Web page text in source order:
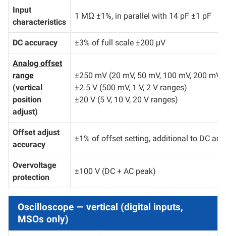
Input
characteristics
1 MΩ ±1%, in parallel with 14 pF ±1 pF
DC accuracy ±3% of full scale ±200 μV
Analog offset
range
(vertical
position
adjust)
±250 mV (20 mV, 50 mV, 100 mV, 200 mV
±2.5 V (500 mV, 1 V, 2 V ranges)
±20 V (5 V, 10 V, 20 V ranges)
Offset adjust
accuracy
±1% of offset setting, additional to DC
Overvoltage
protection
±100 V (DC + AC peak)
Oscilloscope — vertical (digital inputs,
MSOs only)